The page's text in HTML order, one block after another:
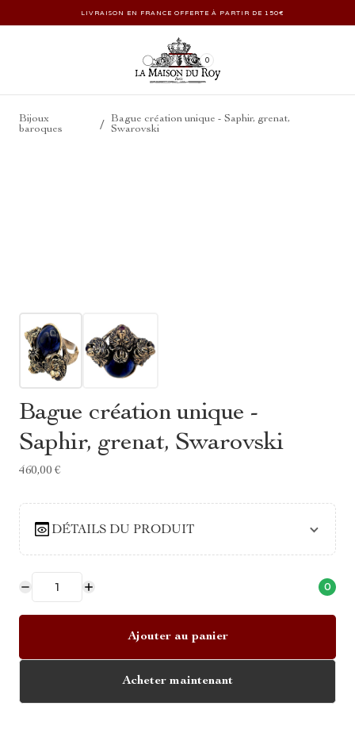
LIVRAISON EN FRANCE OFFERTE À PARTIR DE 150€
0
Bijoux
baroques
/
Bague création unique - Saphir, grenat,
Swarovski
Bague création unique -
Saphir, grenat, Swarovski
460,00 €
DÉTAILS DU PRODUIT
0
Ajouter au panier
Acheter maintenant